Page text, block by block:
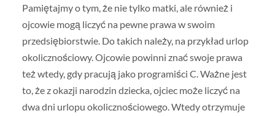
Pamiętajmy o tym, że nie tylko matki, ale również i
ojcowie mogą liczyć na pewne prawa w swoim
przedsiębiorstwie. Do takich należy, na przykład urlop
okolicznościowy. Ojcowie powinni znać swoje prawa
też wtedy, gdy pracują jako programiści C. Ważne jest
to, że z okazji narodzin dziecka, ojciec może liczyć na
dwa dni urlopu okolicznościowego. Wtedy otrzymuje